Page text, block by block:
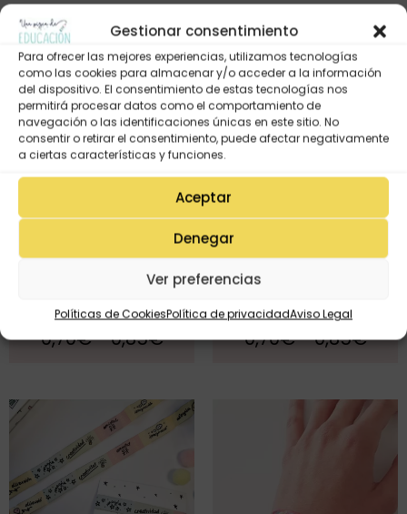
Gestionar consentimiento
Para ofrecer las mejores experiencias, utilizamos tecnologías
como las cookies para almacenar y/o acceder a la información
del dispositivo. El consentimiento de estas tecnologías nos
permitirá procesar datos como el comportamiento de
navegación o las identificaciones únicas en este sitio. No
consentir o retirar el consentimiento, puede afectar negativamente
a ciertas características y funciones.
Aceptar
Denegar
Ver preferencias
Políticas de CookiesPolítica de privacidadAviso Legal
Pulsera tela SONRÍO (nuevo
modelo)
0,70€-0,85€
modelo)
0,70€-0,85€